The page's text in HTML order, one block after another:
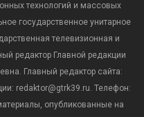
технологий и массовых
государственное унитарное
телевизионная и
редактор Главной редакции
Главный редактор сайта:
redaktor@gtrk39.ru. Телефон:
опубликованные на